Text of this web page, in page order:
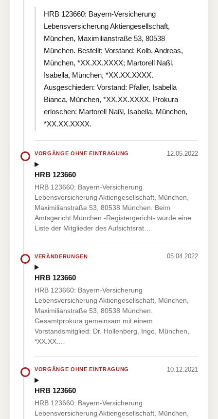
HRB 123660: Bayern-Versicherung
Lebensversicherung Aktiengesellschaft,
München, Maximilianstraße 53, 80538
München. Bestellt: Vorstand: Kolb, Andreas,
München, *XX.XX.XXXX; Martorell Naßl,
Isabella, München, *XX.XX.XXXX.
Ausgeschieden: Vorstand: Pfaller, Isabella
Bianca, München, *XX.XX.XXXX. Prokura
erloschen: Martorell Naßl, Isabella, München,
*XX.XX.XXXX.
VORGÄNGE OHNE EINTRAGUNG 12.05.2022
HRB 123660
HRB 123660: Bayern-Versicherung
Lebensversicherung Aktiengesellschaft, München,
Maximilianstraße 53, 80538 München. Beim
Amtsgericht München -Registergericht- wurde eine
Liste der Mitglieder des Aufsichtsrat…
VERÄNDERUNGEN 05.04.2022
HRB 123660
HRB 123660: Bayern-Versicherung
Lebensversicherung Aktiengesellschaft, München,
Maximilianstraße 53, 80538 München.
Gesamtprokura gemeinsam mit einem
Vorstandsmitglied: Dr. Hollenberg, Ingo, München,
*XX.XX.…
VORGÄNGE OHNE EINTRAGUNG 10.12.2021
HRB 123660
HRB 123660: Bayern-Versicherung
Lebensversicherung Aktiengesellschaft, München,